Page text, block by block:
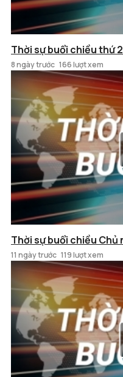
Thời sự buổi chiều thứ
8 ngày trước 166 lượt xem
Thời sự buổi chiều
11 ngày trước 119 lượt xem